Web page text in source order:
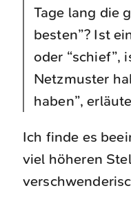
Tage lang die
besten”? Ist
oder “schief”,
Netzmuster
haben”,
Ich finde es
viel höheren